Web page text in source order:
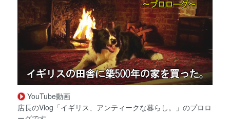
YouTube動画
店長のVlog「イギリス、アンティークな暮らし。」のプロロ